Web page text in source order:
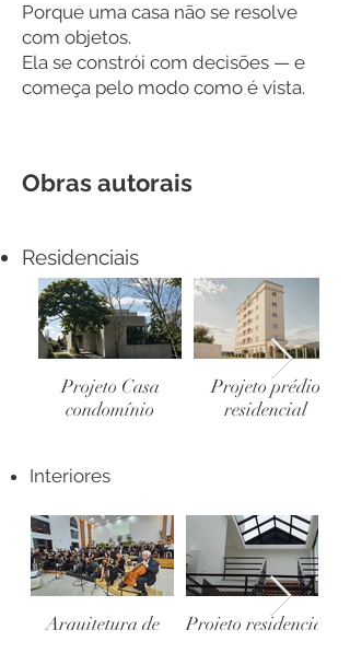
Porque uma casa não se resolve
com objetos.
Ela se constrói com decisões — e
começa pelo modo como é vista.
Obras autorais
Residenciais
Projeto Casa
condomínio
Projeto prédio
residencial
Interiores
Arquitetura de
Projeto residencial